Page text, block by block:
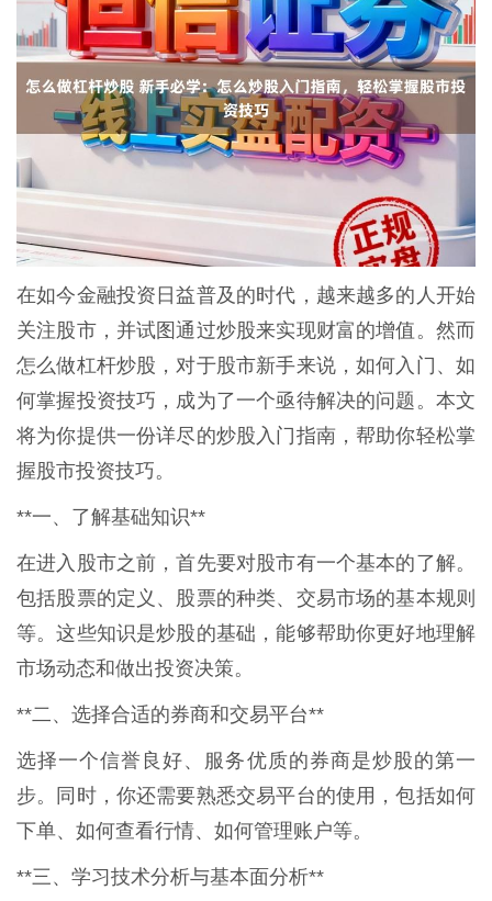
在如今金融投资日益普及的时代，越来越多的人开始
关注股市，并试图通过炒股来实现财富的增值。然而
怎么做杠杆炒股，对于股市新手来说，如何入门、如
何掌握投资技巧，成为了一个亟待解决的问题。本文
将为你提供一份详尽的炒股入门指南，帮助你轻松掌
握股市投资技巧。
**一、了解基础知识**
在进入股市之前，首先要对股市有一个基本的了解。
包括股票的定义、股票的种类、交易市场的基本规则
等。这些知识是炒股的基础，能够帮助你更好地理解
市场动态和做出投资决策。
**二、选择合适的券商和交易平台**
选择一个信誉良好、服务优质的券商是炒股的第一
步。同时，你还需要熟悉交易平台的使用，包括如何
下单、如何查看行情、如何管理账户等。
**三、学习技术分析与基本面分析**